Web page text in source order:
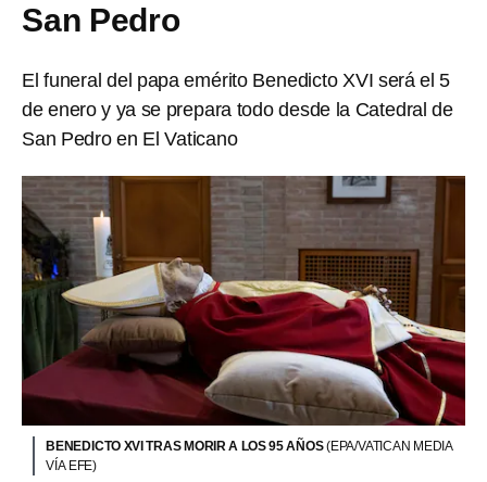
San Pedro
El funeral del papa emérito Benedicto XVI será el 5
de enero y ya se prepara todo desde la Catedral de
San Pedro en El Vaticano
BENEDICTO XVI TRAS MORIR A LOS 95 AÑOS(EPA/VATICAN MEDIA
VÍA EFE)